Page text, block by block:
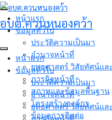
Skip
content
อบต.ควนหนองคว้า
หน้าแรก
ข้อมูลทั่วไป
ประวัติความเป็นมา
อำนาจหน้าที่
ยุทธศาสตร์ วิสัยทัศน์แล
หน้าแรก
ข้อมูลทั่วไป
ประวัติความเป็นมา
อำนาจหน้าที่
ยุทธศาสตร์ วิสัยทัศน์แล
ภารกิจหน้าที่
สภาพและข้อมูลพื้นฐาน
โครงสร้างองค์กร
ข้อมูลการติดต่อ